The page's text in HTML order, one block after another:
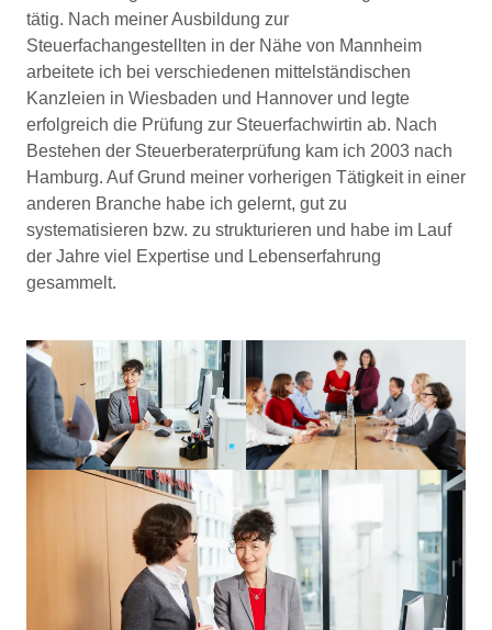
tätig. Nach meiner Ausbildung zur
Steuerfachangestellten in der Nähe von Mannheim
arbeitete ich bei verschiedenen mittelständischen
Kanzleien in Wiesbaden und Hannover und legte
erfolgreich die Prüfung zur Steuerfachwirtin ab. Nach
Bestehen der Steuerberaterprüfung kam ich 2003 nach
Hamburg. Auf Grund meiner vorherigen Tätigkeit in einer
anderen Branche habe ich gelernt, gut zu
systematisieren bzw. zu strukturieren und habe im Lauf
der Jahre viel Expertise und Lebenserfahrung
gesammelt.